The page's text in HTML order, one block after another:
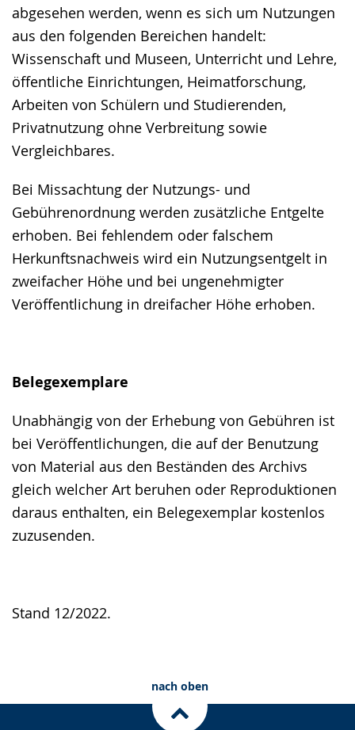
abgesehen werden, wenn es sich um Nutzungen
aus den folgenden Bereichen handelt:
Wissenschaft und Museen, Unterricht und Lehre,
öffentliche Einrichtungen, Heimatforschung,
Arbeiten von Schülern und Studierenden,
Privatnutzung ohne Verbreitung sowie
Vergleichbares.
Bei Missachtung der Nutzungs- und
Gebührenordnung werden zusätzliche Entgelte
erhoben. Bei fehlendem oder falschem
Herkunftsnachweis wird ein Nutzungsentgelt in
zweifacher Höhe und bei ungenehmigter
Veröffentlichung in dreifacher Höhe erhoben.
Belegexemplare
Unabhängig von der Erhebung von Gebühren ist
bei Veröffentlichungen, die auf der Benutzung
von Material aus den Beständen des Archivs
gleich welcher Art beruhen oder Reproduktionen
daraus enthalten, ein Belegexemplar kostenlos
zuzusenden.
Stand 12/2022.
nach oben